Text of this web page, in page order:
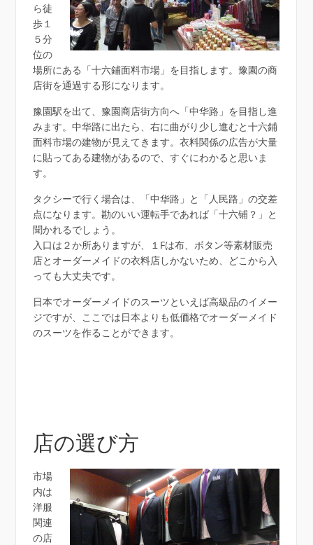
ら徒
歩１
５分
位の
場所にある「十六鋪面料市場」を目指します。豫園の商
店街を通過する形になります。
豫園駅を出て、豫園商店街方向へ「中华路」を目指し進
みます。中华路に出たら、右に曲がり少し進むと十六鋪
面料市場の建物が見えてきます。衣料関係の広告が大量
に貼ってある建物があるので、すぐにわかると思いま
す。
タクシーで行く場合は、「中华路」と「人民路」の交差
点になります。勘のいい運転手であれば「十六铺？」と
聞かれるでしょう。
入口は２か所ありますが、１Fは布、ボタン等素材販売
店とオーダーメイドの衣料店しかないため、どこから入
っても大丈夫です。
日本でオーダーメイドのスーツといえば高級品のイメー
ジですが、ここでは日本よりも低価格でオーダーメイド
のスーツを作ることができます。
店の選び方
市場
内は
洋服
関連
の店